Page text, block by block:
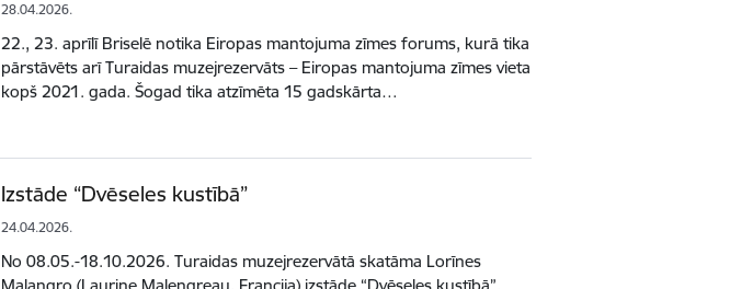
28.04.2026.
22., 23. aprīlī Briselē notika Eiropas mantojuma zīmes forums, kurā tika
pārstāvēts arī Turaidas muzejrezervāts – Eiropas mantojuma zīmes vieta
kopš 2021. gada. Šogad tika atzīmēta 15 gadskārta…
Izstāde “Dvēseles kustībā”
24.04.2026.
No 08.05.-18.10.2026. Turaidas muzejrezervātā skatāma Lorīnes